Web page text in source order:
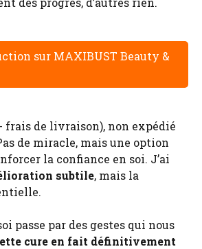
sur MAXIBUST Beauty &
frais de livraison), non expédié
de miracle, mais une option
la confiance en soi. J’ai
subtile, mais la
passe par des gestes qui nous
cure en fait définitivement